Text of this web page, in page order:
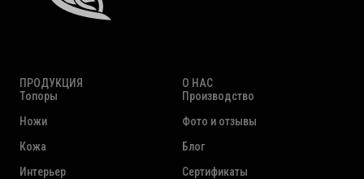
ПРОДУКЦИЯ
Топоры
Ножи
Кожа
Интерьер
О НАС
Производство
Фото и отзывы
Блог
Сертификаты